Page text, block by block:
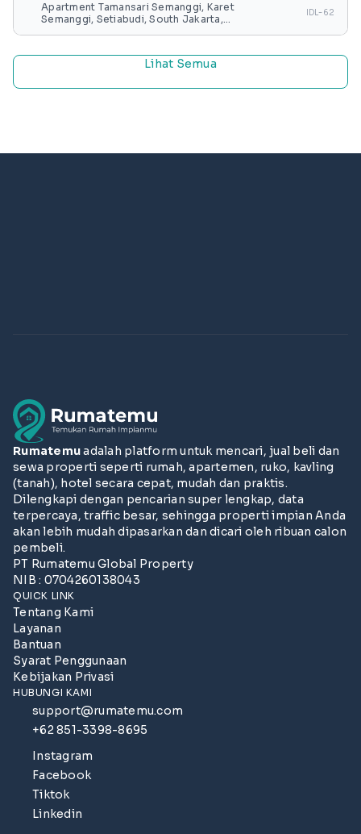
Apartment Tamansari Semanggi, Karet
Semanggi, Setiabudi, South Jakarta,
IDL-62
Lihat Semua
Rumatemuadalah platform untuk mencari, jual beli dan
sewa properti seperti rumah, apartemen, ruko, kavling
(tanah), hotel secara cepat, mudah dan praktis.
Dilengkapi dengan pencarian super lengkap, data
terpercaya, traffic besar, sehingga properti impian Anda
akan lebih mudah dipasarkan dan dicari oleh ribuan calon
pembeli.
PT Rumatemu Global Property
NIB : 0704260138043
QUICK LINK
Tentang Kami
Layanan
Bantuan
Syarat Penggunaan
Kebijakan Privasi
HUBUNGI KAMI
support@rumatemu.com
+62 851-3398-8695
Instagram
Facebook
Tiktok
Linkedin